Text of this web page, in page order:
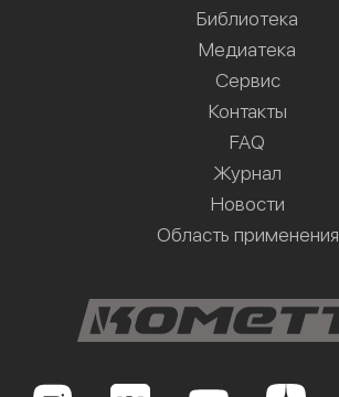
Библиотека
Медиатека
Сервис
Контакты
FAQ
Журнал
Новости
Область применения